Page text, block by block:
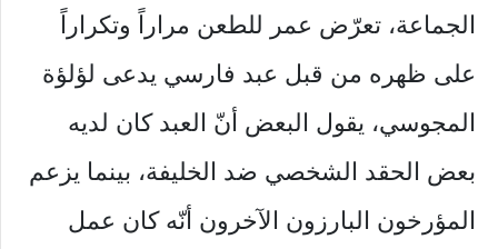
الجماعة، تعرّض عمر للطعن مراراً وتكراراً
على ظهره من قبل عبد فارسي يدعى لؤلؤة
المجوسي، يقول البعض أنّ العبد كان لديه
بعض الحقد الشخصي ضد الخليفة، بينما يزعم
المؤرخون البارزون الآخرون أنّه كان عمل